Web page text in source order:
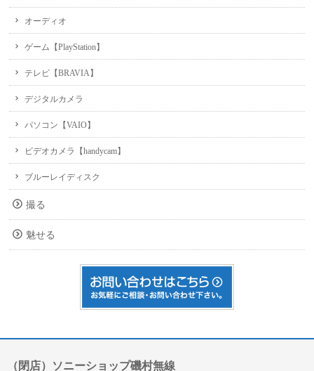
オーディオ
ゲーム【PlayStation】
テレビ【BRAVIA】
デジタルカメラ
パソコン【VAIO】
ビデオカメラ【handycam】
ブルーレイディスク
撮る
魅せる
（閉店）ソニーショップ磯村無線